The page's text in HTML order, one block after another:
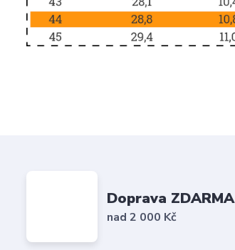
Doprava ZDARMA
nad 2 000 Kč